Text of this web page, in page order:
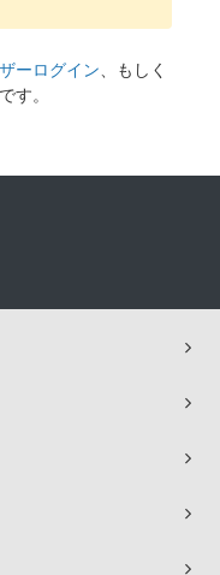
ーログイン、もしく
す。